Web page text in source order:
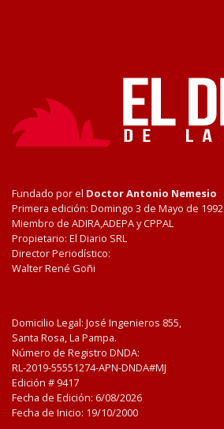
Fundado por el Doctor Antonio Nemesio
Primera edición: Domingo 3 de Mayo de 1992
Miembro de ADIRA,ADEPA y CPPAL
Propietario: El Diario SRL
Director Periodístico:
Walter René Goñi
Domicilio Legal: José Ingenieros 855,
Santa Rosa, La Pampa.
Número de Registro DNDA:
RL-2019-55551274-APN-DNDA#MJ
Edición # 9417
Fecha de Edición: 6/08/2026
Fecha de Inicio: 19/10/2000